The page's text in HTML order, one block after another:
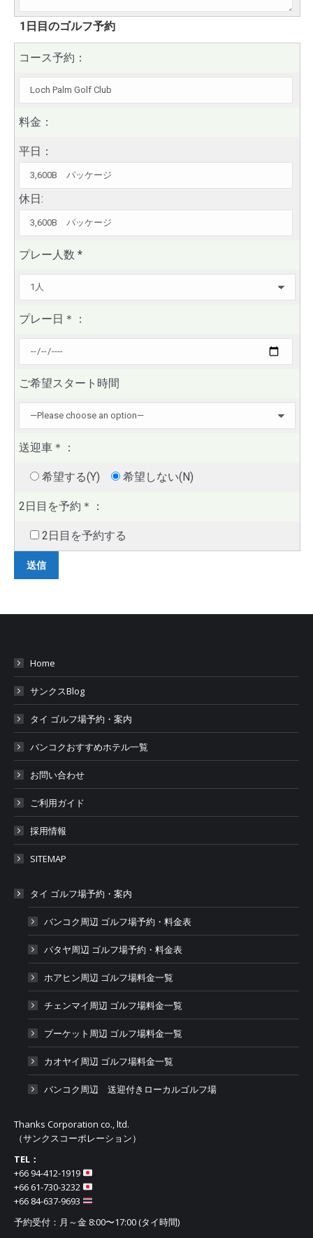
1日目のゴルフ予約
コース予約：
料金：
平日：
休日:
プレー人数 *
プレー日 ＊ ：
ご希望スタート時間
送迎車 ＊ ：
希望する(Y) 希望しない(N)
2日目を予約 ＊ ：
2日目を予約する
Home
サンクスBlog
タイ ゴルフ場予約・案内
バンコクおすすめホテル一覧
お問い合わせ
ご利用ガイド
採用情報
SITEMAP
タイ ゴルフ場予約・案内
バンコク周辺 ゴルフ場予約・料金表
パタヤ周辺 ゴルフ場予約・料金表
ホアヒン周辺 ゴルフ場料金一覧
チェンマイ周辺 ゴルフ場料金一覧
プーケット周辺 ゴルフ場料金一覧
カオヤイ周辺 ゴルフ場料金一覧
バンコク周辺 送迎付きローカルゴルフ場
Thanks Corporation co., ltd.
（サンクスコーポレーション）
TEL：
+66 94-412-1919​
+66 61-730-3232
+66 84-637-9693
予約受付：月～金 8:00〜17:00 (タイ時間)